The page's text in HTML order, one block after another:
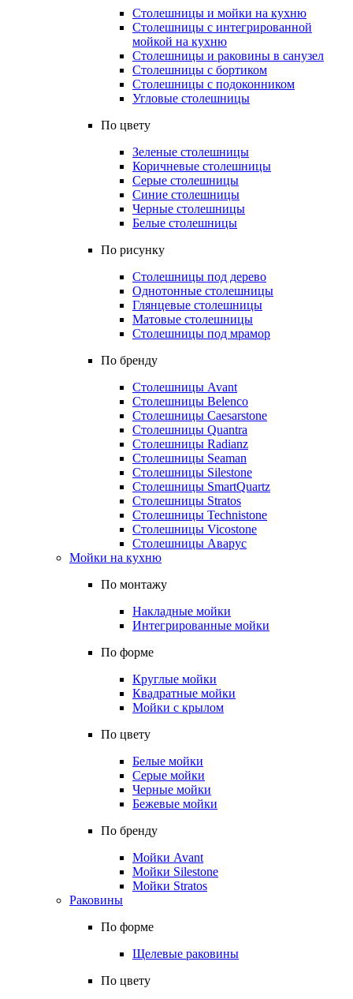
Столешницы и мойки на кухню
Столешницы с интегрированной
мойкой на кухню
Столешницы и раковины в санузел
Столешницы с бортиком
Столешницы с подоконником
Угловые столешницы
По цвету
Зеленые столешницы
Коричневые столешницы
Серые столешницы
Синие столешницы
Черные столешницы
Белые столешницы
По рисунку
Столешницы под дерево
Однотонные столешницы
Глянцевые столешницы
Матовые столешницы
Столешницы под мрамор
По бренду
Столешницы Avant
Столешницы Belenco
Столешницы Caesarstone
Столешницы Quantra
Столешницы Radianz
Столешницы Seaman
Столешницы Silestone
Столешницы SmartQuartz
Столешницы Stratos
Столешницы Technistone
Столешницы Vicostone
Столешницы Аварус
Мойки на кухню
По монтажу
Накладные мойки
Интегрированные мойки
По форме
Круглые мойки
Квадратные мойки
Мойки с крылом
По цвету
Белые мойки
Серые мойки
Черные мойки
Бежевые мойки
По бренду
Мойки Avant
Мойки Silestone
Мойки Stratos
Раковины
По форме
Щелевые раковины
По цвету